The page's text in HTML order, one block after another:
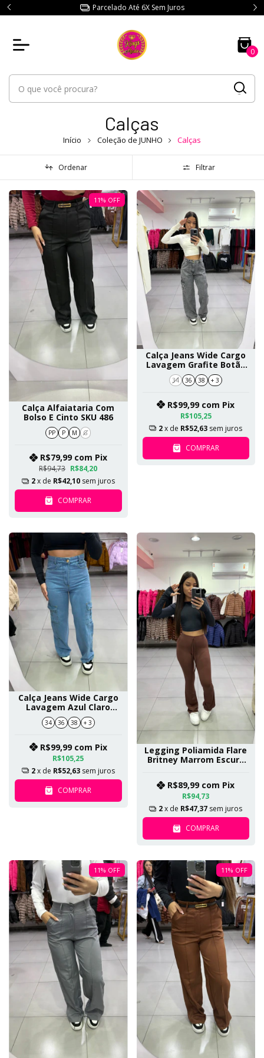
Parcelado Até 6X Sem Juros
0
Calças
Início Coleção de JUNHO Calças
Ordenar Filtrar
11% OFF
Calça Alfaiataria Com
Bolso E Cinto SKU 486
PP P M G
R$94,73 R$84,20
R$79,99 com Pix
2x de R$42,10 sem juros
COMPRAR
Calça Jeans Wide Cargo
Lavagem Grafite Botão
Preto Com Dourado SKU
477
34 36 38 + 3
R$105,25
R$99,99 com Pix
2x de R$52,63 sem juros
COMPRAR
Calça Jeans Wide Cargo
Lavagem Azul Claro
Botão Dourado SKU 474
34 36 38 + 3
R$105,25
R$99,99 com Pix
2x de R$52,63 sem juros
COMPRAR
Legging Poliamida Flare
Britney Marrom Escuro
R$94,73
R$89,99 com Pix
2x de R$47,37 sem juros
COMPRAR
11% OFF 11% OFF